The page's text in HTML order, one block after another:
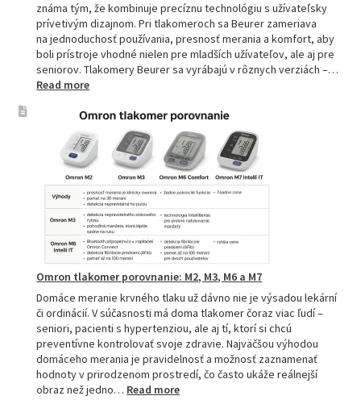
známa tým, že kombinuje precíznu technológiu s užívateľsky
prívetivým dizajnom. Pri tlakomeroch sa Beurer zameriava
na jednoduchosť používania, presnosť merania a komfort, aby
boli prístroje vhodné nielen pre mladších užívateľov, ale aj pre
seniorov. Tlakomery Beurer sa vyrábajú v rôznych verziách –…
Read more:
tlakomery
spoľahlivý
pomocník
pre
zdravie
Omron tlakomer porovnanie: M2, M3, M6 a M7
Domáce meranie krvného tlaku už dávno nie je výsadou lekární
či ordinácií. V súčasnosti má doma tlakomer čoraz viac ľudí –
seniori, pacienti s hypertenziou, ale aj tí, ktorí si chcú
preventívne kontrolovať svoje zdravie. Najväčšou výhodou
domáceho merania je pravidelnosť a možnosť zaznamenať
hodnoty v prirodzenom prostredí, čo často ukáže reálnejší
obraz než jedno… Read more: